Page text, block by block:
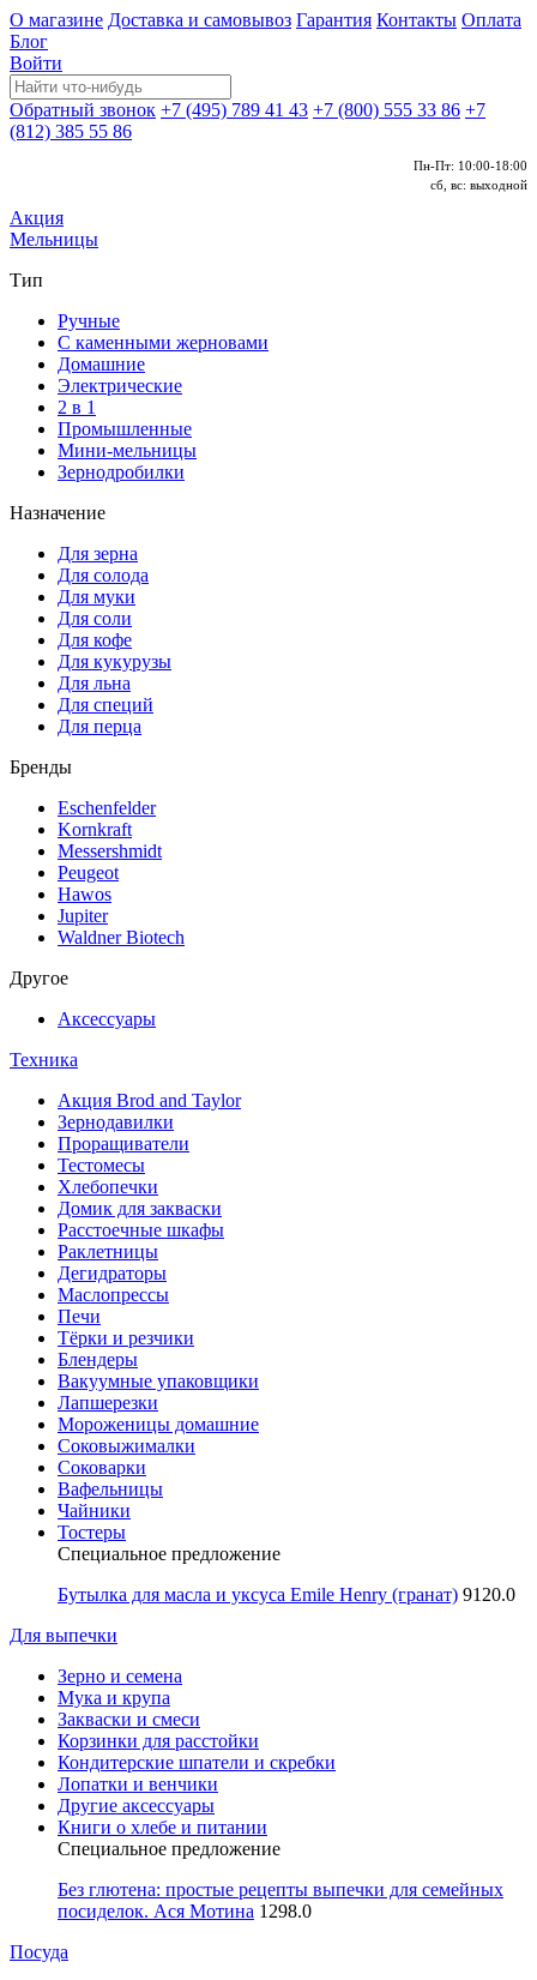
О магазине Доставка и самовывоз Гарантия Контакты Оплата
Блог
Войти
Обратный звонок +7 (495) 789 41 43 +7 (800) 555 33 86 +7
(812) 385 55 86
Пн-Пт: 10:00-18:00
сб, вс: выходной
Акция
Мельницы
Тип
Ручные
С каменными жерновами
Домашние
Электрические
2 в 1
Промышленные
Мини-мельницы
Зернодробилки
Назначение
Для зерна
Для солода
Для муки
Для соли
Для кофе
Для кукурузы
Для льна
Для специй
Для перца
Бренды
Eschenfelder
Kornkraft
Messershmidt
Peugeot
Hawos
Jupiter
Waldner Biotech
Другое
Аксессуары
Техника
Акция Brod and Taylor
Зернодавилки
Проращиватели
Тестомесы
Хлебопечки
Домик для закваски
Расстоечные шкафы
Раклетницы
Дегидраторы
Маслопрессы
Печи
Тёрки и резчики
Блендеры
Вакуумные упаковщики
Лапшерезки
Мороженицы домашние
Соковыжималки
Соковарки
Вафельницы
Чайники
Тостеры
Специальное предложение
Бутылка для масла и уксуса Emile Henry (гранат) 9120.0
Для выпечки
Зерно и семена
Мука и крупа
Закваски и смеси
Корзинки для расстойки
Кондитерские шпатели и скребки
Лопатки и венчики
Другие аксессуары
Книги о хлебе и питании
Специальное предложение
Без глютена: простые рецепты выпечки для семейных
посиделок. Ася Мотина 1298.0
Посуда